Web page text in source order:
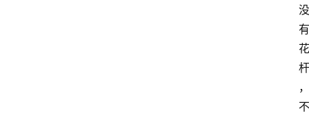
没
有
花
杆
，
不